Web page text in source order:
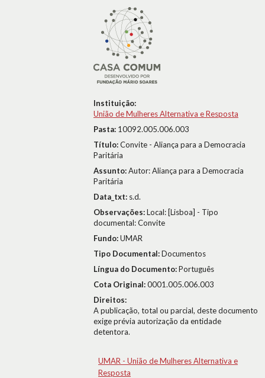
Instituição:
União de Mulheres Alternativa e Resposta
Pasta: 10092.005.006.003
Título:Convite - Aliança para a Democracia
Paritária
Assunto:Autor: Aliança para a Democracia
Paritária
Data_txt: s.d.
Observações:Local: [Lisboa] - Tipo
documental: Convite
Fundo:UMAR
Tipo Documental:Documentos
Língua do Documento:Português
Cota Original:0001.005.006.003
Direitos:
A publicação, total ou parcial, deste documento
exige prévia autorização da entidade
detentora.
UMAR - União de Mulheres Alternativa e
Resposta